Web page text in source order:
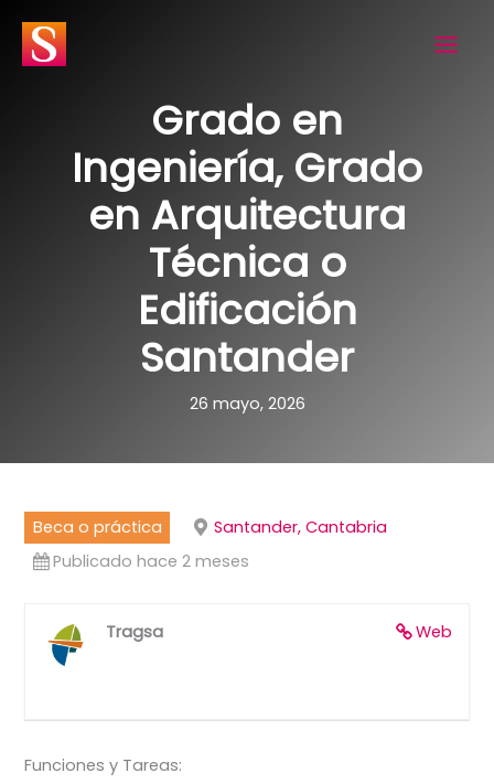
contenido
Grado en
Ingeniería, Grado
en Arquitectura
Técnica o
Edificación
Santander
26 mayo, 2026
Beca o práctica
Santander, Cantabria
Publicado hace 2 meses
Web
Tragsa
Funciones y Tareas: